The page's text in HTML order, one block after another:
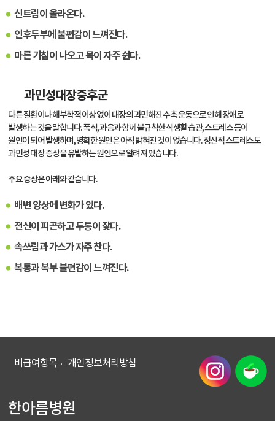
신트림이 올라온다.
인후두부에 불편감이 느껴진다.
마른 기침이 나오고 목이 자주 쉰다.
과민성대장증후군
다른 질환이나 해부학적 이상 없이 대장의 과민해진 수축 운동으로 인해 장애로
발생하는 것을 말합니다. 폭식, 과음과 함께 불규칙한 식생활 습관, 스트레스 등이
원인이 되어 발생하며, 명확한 원인은 아직 밝혀진 것이 없습니다. 정신적 스트레스도
과민성 대장 증상을 유발하는 원인으로 알려져 있습니다.
주요 증상은 아래와 같습니다.
배변 양상에 변화가 있다.
전신이 피곤하고 두통이 잦다.
속쓰림과 가스가 자주 찬다.
복통과 복부 불편감이 느껴진다.
비급여항목 개인정보처리방침
한아름병원